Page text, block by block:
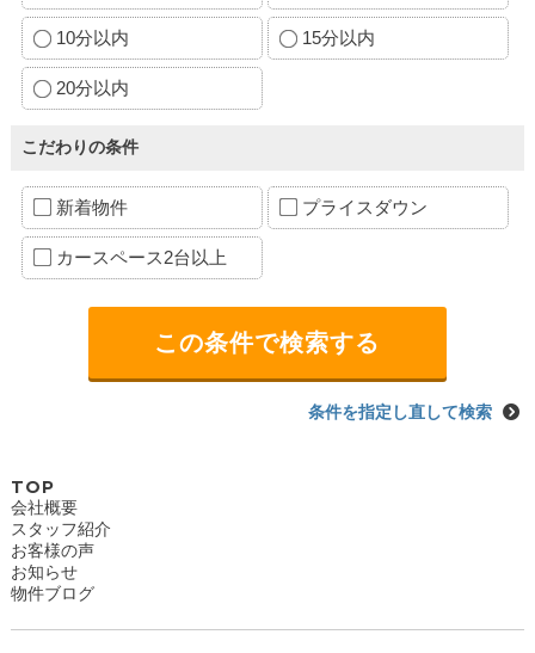
10分以内 15分以内
20分以内
こだわりの条件
新着物件 プライスダウン
カースペース2台以上
条件を指定し直して検索
TOP
会社概要
スタッフ紹介
お客様の声
お知らせ
物件ブログ